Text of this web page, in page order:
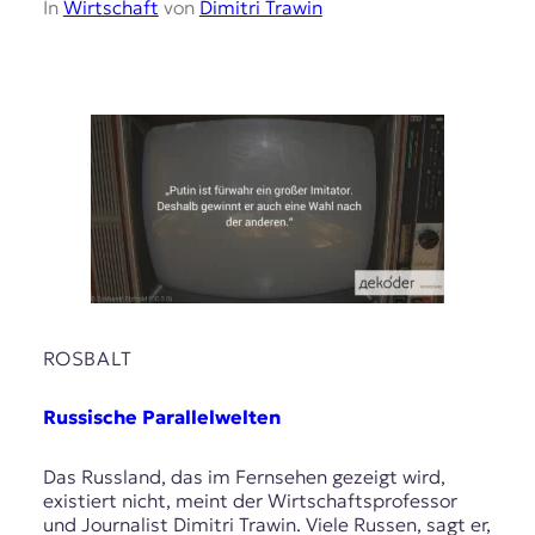
In Wirtschaft von Dimitri Trawin
ROSBALT
Russische Parallelwelten
Das Russland, das im Fernsehen gezeigt wird,
existiert nicht, meint der Wirtschaftsprofessor
und Journalist Dimitri Trawin. Viele Russen, sagt er,